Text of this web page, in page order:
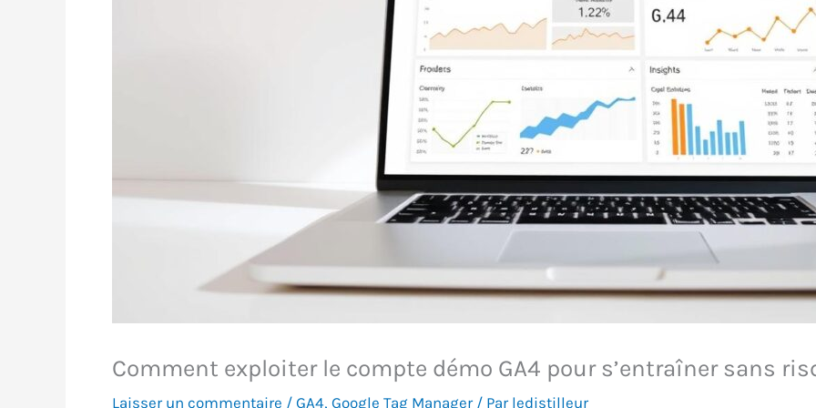
Comment exploiter le compte démo GA4 pour s’entraîner sans
Laisser un commentaire / GA4, Google Tag Manager/ Par ledistilleur